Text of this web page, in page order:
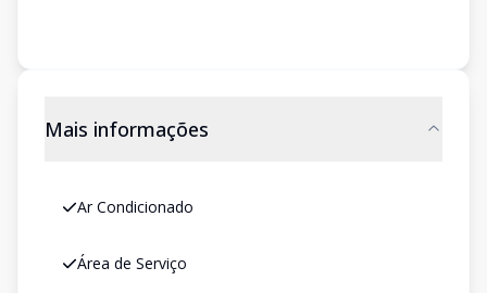
Mais informações
Ar Condicionado
Área de Serviço